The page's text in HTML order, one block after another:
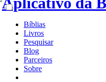
Bíblias
Livros
Pesquisar
Blog
Parceiros
Sobre